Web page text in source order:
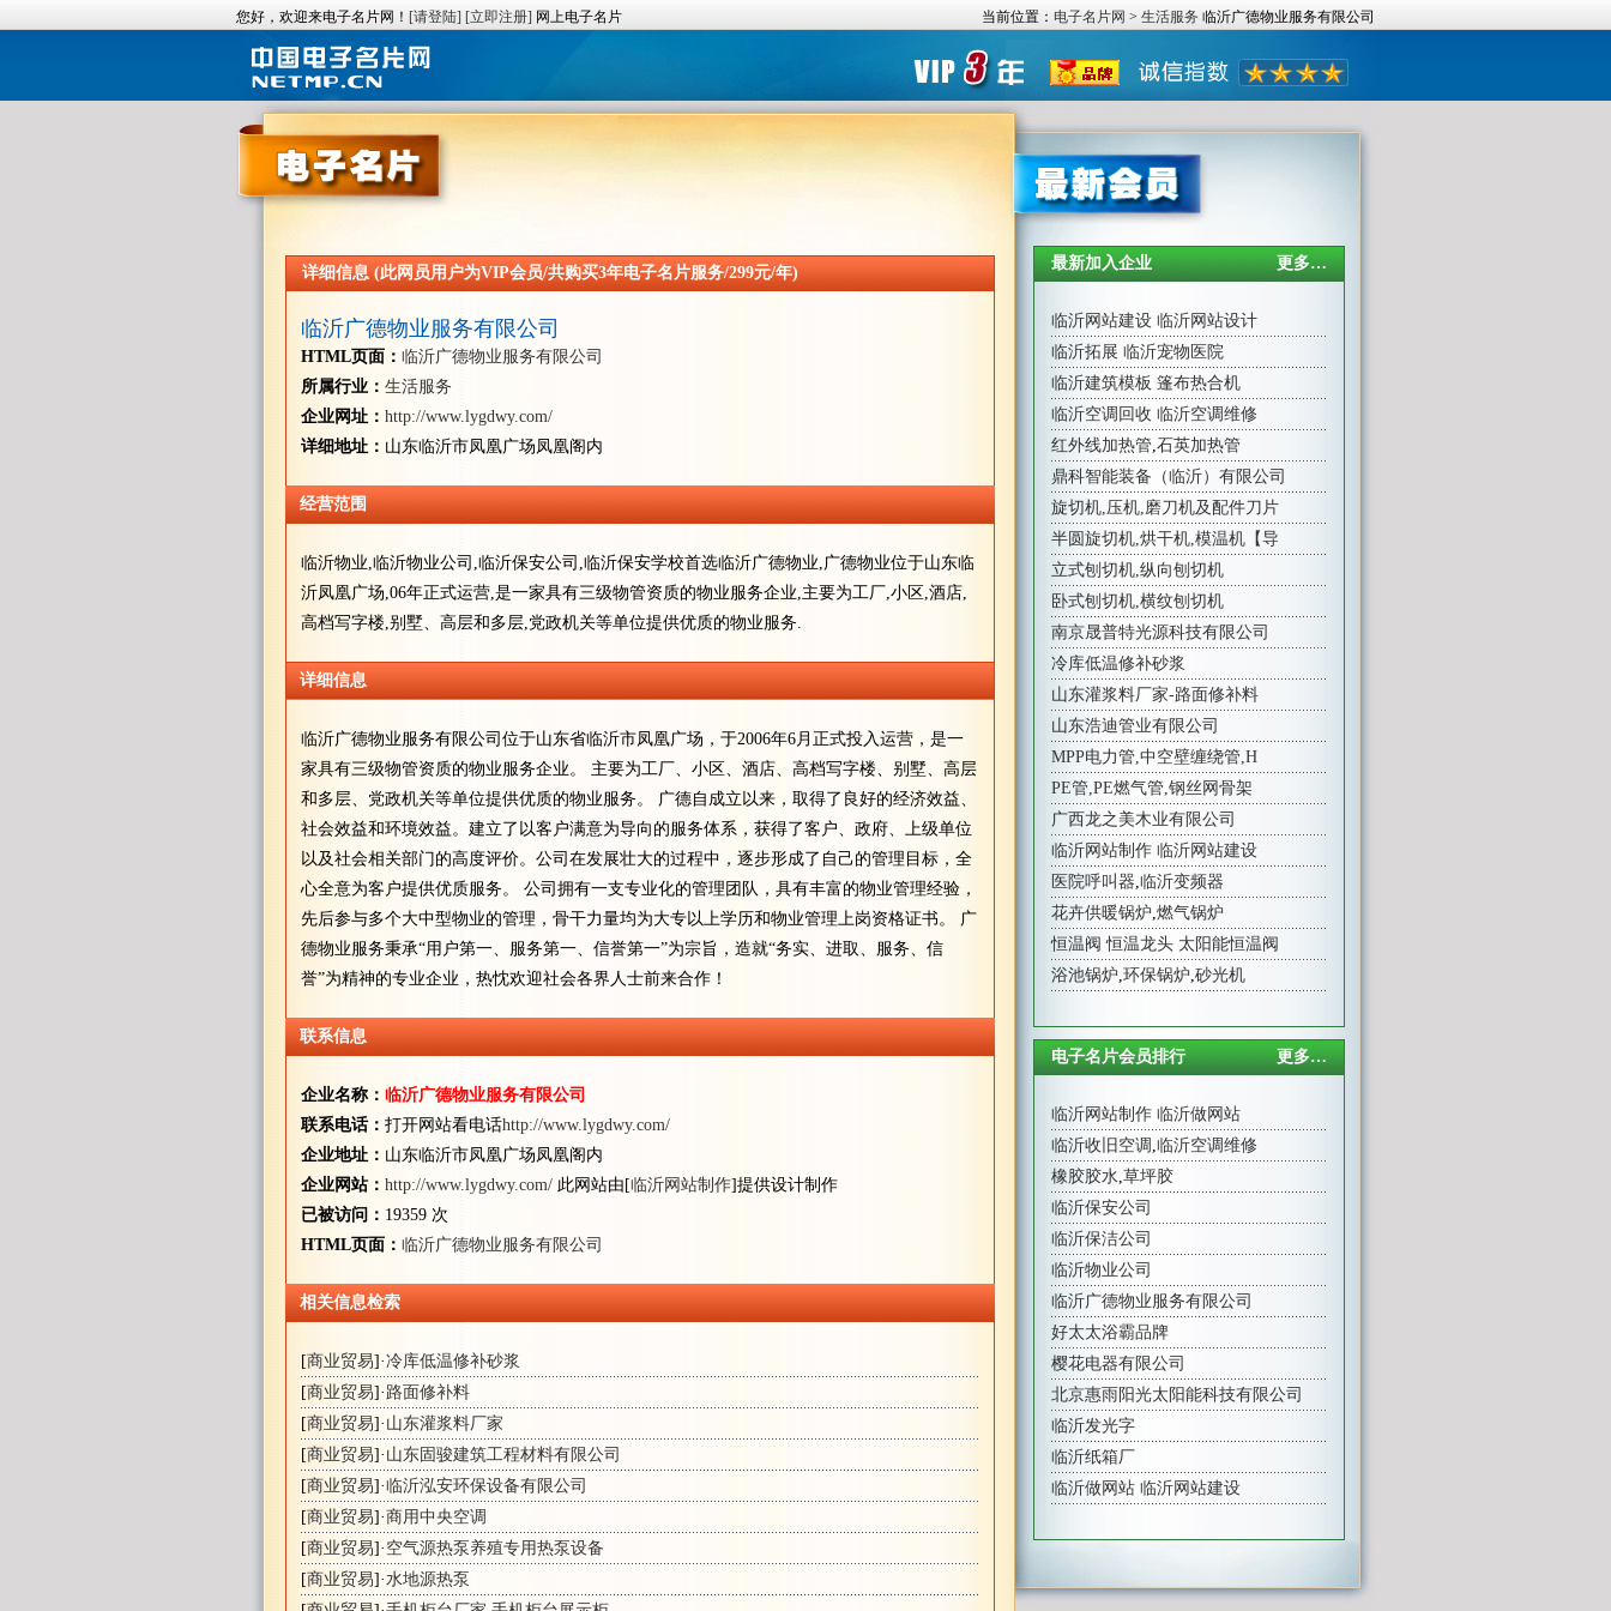
您好，欢迎来电子名片网！ [请登陆] [立即注册] 网上电子名片 当前位置： 电子名片网 > 生活服务 临沂广德物业服务有限公司
详细信息 (此网员用户为VIP会员/共购买3年电子名片服务/299元/年)
临沂广德物业服务有限公司
HTML页面： 临沂广德物业服务有限公司
所属行业： 生活服务
企业网址： http://www.lygdwy.com/
详细地址： 山东临沂市凤凰广场凤凰阁内
经营范围
临沂物业,临沂物业公司,临沂保安公司,临沂保安学校首选临沂广德物业,广德物业位于山东临
沂凤凰广场,06年正式运营,是一家具有三级物管资质的物业服务企业,主要为工厂,小区,酒店,
高档写字楼,别墅、高层和多层,党政机关等单位提供优质的物业服务.
详细信息
临沂广德物业服务有限公司位于山东省临沂市凤凰广场，于2006年6月正式投入运营，是一
家具有三级物管资质的物业服务企业。 主要为工厂、小区、酒店、高档写字楼、别墅、高层
和多层、党政机关等单位提供优质的物业服务。 广德自成立以来，取得了良好的经济效益、
社会效益和环境效益。建立了以客户满意为导向的服务体系，获得了客户、政府、上级单位
以及社会相关部门的高度评价。公司在发展壮大的过程中，逐步形成了自己的管理目标，全
心全意为客户提供优质服务。 公司拥有一支专业化的管理团队，具有丰富的物业管理经验，
先后参与多个大中型物业的管理，骨干力量均为大专以上学历和物业管理上岗资格证书。 广
德物业服务秉承“用户第一、服务第一、信誉第一”为宗旨，造就“务实、进取、服务、信
誉”为精神的专业企业，热忱欢迎社会各界人士前来合作！
联系信息
企业名称： 临沂广德物业服务有限公司
联系电话： 打开网站看电话http://www.lygdwy.com/
企业地址： 山东临沂市凤凰广场凤凰阁内
企业网站： http://www.lygdwy.com/ 此网站由[临沂网站制作]提供设计制作
已被访问： 19359 次
HTML页面： 临沂广德物业服务有限公司
相关信息检索
[商业贸易]·冷库低温修补砂浆
[商业贸易]· 路面修补料
[商业贸易]· 山东灌浆料厂家
[商业贸易]· 山东固骏建筑工程材料有限公司
[商业贸易]·临沂泓安环保设备有限公司
[商业贸易]·商用中央空调
[商业贸易]· 空气源热泵养殖专用热泵设备
[商业贸易]·水地源热泵
最新加入企业 更多…
临沂网站建设 临沂网站设计
临沂拓展 临沂宠物医院
临沂建筑模板 篷布热合机
临沂空调回收 临沂空调维修
红外线加热管,石英加热管
鼎科智能装备（临沂）有限公司
旋切机,压机,磨刀机及配件刀片
半圆旋切机,烘干机,模温机【导
立式刨切机,纵向刨切机
卧式刨切机,横纹刨切机
南京晟普特光源科技有限公司
冷库低温修补砂浆
山东灌浆料厂家-路面修补料
山东浩迪管业有限公司
MPP电力管,中空壁缠绕管,H
PE管,PE燃气管,钢丝网骨架
广西龙之美木业有限公司
临沂网站制作 临沂网站建设
医院呼叫器,临沂变频器
花卉供暖锅炉,燃气锅炉
恒温阀 恒温龙头 太阳能恒温阀
浴池锅炉,环保锅炉,砂光机
电子名片会员排行 更多…
临沂网站制作 临沂做网站
临沂收旧空调 ,临沂空调维修
橡胶胶水,草坪胶
临沂保安公司
临沂保洁公司
临沂物业公司
临沂广德物业服务有限公司
好太太浴霸品牌
樱花电器有限公司
北京惠雨阳光太阳能科技有限公司
临沂发光字
临沂纸箱厂
临沂做网站 临沂网站建设